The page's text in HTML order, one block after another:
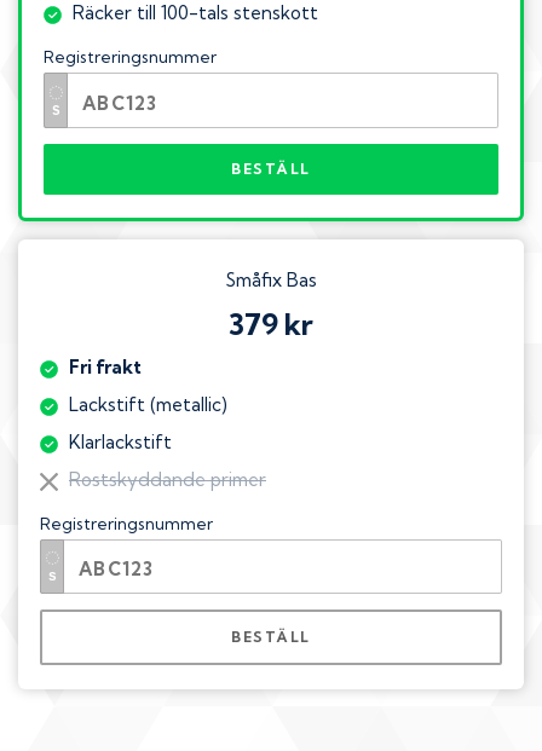
Räcker till 100-tals stenskott
Registreringsnummer
BESTÄLL
Småfix Bas
379 kr
Fri frakt
Lackstift (metallic)
Klarlackstift
Rostskyddande primer
Registreringsnummer
BESTÄLL